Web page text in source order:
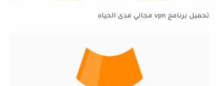
تحميل برنامج vpn مجاني مدى الحياه